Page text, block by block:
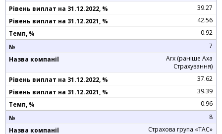
39.27
42.56
0.92
7
Arx (раніше Axa
Страхування)
37.62
39.39
0.96
8
Страхова група «ТАС»